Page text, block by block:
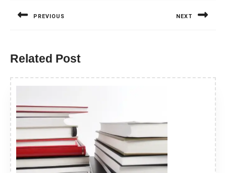
PREVIOUS NEXT
Related Post